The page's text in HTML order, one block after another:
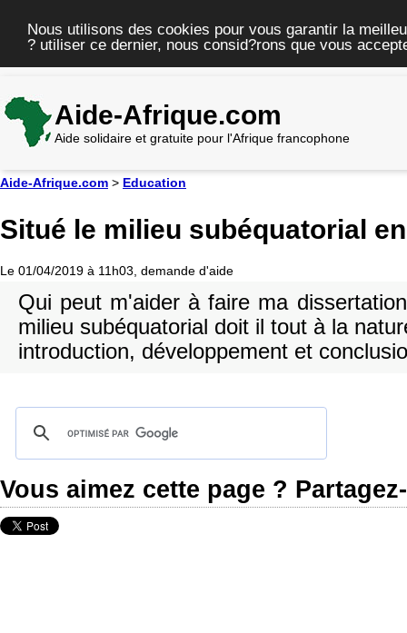
Nous utilisons des cookies pour vous garantir la
? utiliser ce dernier, nous consid?rons que vous
Aide-Afrique.com
Aide solidaire et gratuite pour l'Afrique francophone
Aide-Afrique.com > Education
Situé le milieu subéquatorial
Le 01/04/2019 à 11h03, demande d'aide
Qui peut m'aider à faire ma
milieu subéquatorial doit il tout à la
introduction, développement et
Vous aimez cette page ?